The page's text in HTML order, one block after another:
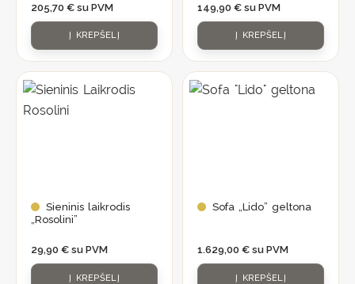
205,70 € su PVM
Į KREPŠELĮ
149,90 € su PVM
Į KREPŠELĮ
Sieninis laikrodis
„Rosolini”
29,90 € su PVM
Į KREPŠELĮ
Sofa „Lido” geltona
1.629,00 € su PVM
Į KREPŠELĮ